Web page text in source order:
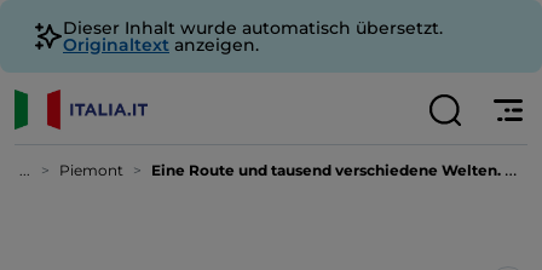
Dieser Inhalt wurde automatisch übersetzt.
Originaltext anzeigen.
... Piemont Eine Route und tausend verschiedene Welten. Das Wunder, das Piemont mit dem Fahrrad zu durchqueren